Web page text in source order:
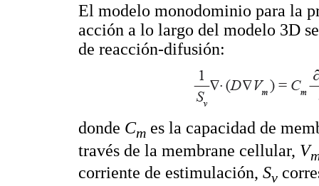
El modelo monodominio para la
acción a lo largo del modelo 3D
de reacción-difusión:
donde Cm es la capacidad de
través de la membrane cellular, V
corriente de estimulación, Sv